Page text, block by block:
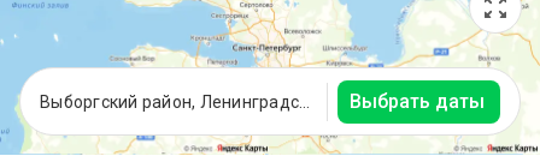
Выбрать даты